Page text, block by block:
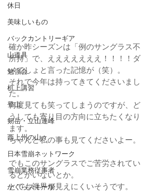
休日
美味しいもの
バックカントリーギア
山道具
勉強会
机上講習
登山
剱岳・立山連峰
西上州の山々
日本雪崩ネットワーク
雪崩業務従事者
かぐらスキー場
確か昨シーズンは「例のサングラス不
所持」で、えええええええ！！！！ダ
メでしょと言った記憶が（笑）。
それで今年は持ってきてくださいまし
た。
何度見ても笑ってしまうのですが、ど
うしても寄り目の方向に立ちたくなり
ます。
ちゃんと私の事も見てくださいよー。
でもこのサングラスでご苦労されてい
るとかいないとか。
とても視界が見えにくいそうです。